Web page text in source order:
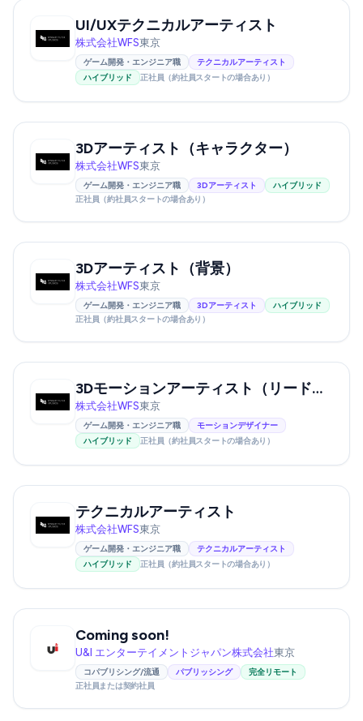
UI/UXテクニカルアーティスト
株式会社WFS東京
ゲーム開発・エンジニア職
テクニカルアーティスト
ハイブリッド
正社員（約社員スタートの場合あり）
3Dアーティスト（キャラクター）
株式会社WFS東京
ゲーム開発・エンジニア職 3Dアーティスト
ハイブリッド
正社員（約社員スタートの場合あり）
3Dアーティスト（背景）
株式会社WFS東京
ゲーム開発・エンジニア職 3Dアーティスト
ハイブリッド
正社員（約社員スタートの場合あり）
3Dモーションアーティスト（リード候補）
株式会社WFS東京
ゲーム開発・エンジニア職
モーションデザイナー
ハイブリッド
正社員（約社員スタートの場合あり）
テクニカルアーティスト
株式会社WFS東京
ゲーム開発・エンジニア職
テクニカルアーティスト
ハイブリッド
正社員（約社員スタートの場合あり）
Coming soon!
U&I エンターテイメントジャパン株式会社東京
コパブリシング/流通 パブリッシング
完全リモート
正社員または契約社員